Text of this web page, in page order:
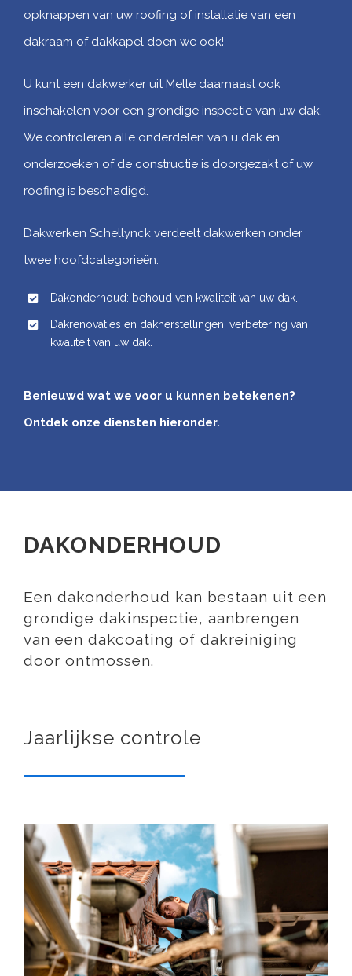
opknappen van uw roofing of installatie van een
dakraam of dakkapel doen we ook!
U kunt een dakwerker uit Melle daarnaast ook
inschakelen voor een grondige inspectie van uw dak.
We controleren alle onderdelen van u dak en
onderzoeken of de constructie is doorgezakt of uw
roofing is beschadigd.
Dakwerken Schellynck verdeelt dakwerken onder
twee hoofdcategorieën:
Dakonderhoud: behoud van kwaliteit van uw dak.
Dakrenovaties en dakherstellingen: verbetering van
kwaliteit van uw dak.
Benieuwd wat we voor u kunnen betekenen?
Ontdek onze diensten hieronder.
DAKONDERHOUD
Een dakonderhoud kan bestaan uit een
grondige dakinspectie, aanbrengen
van een dakcoating of dakreiniging
door ontmossen.
Jaarlijkse controle